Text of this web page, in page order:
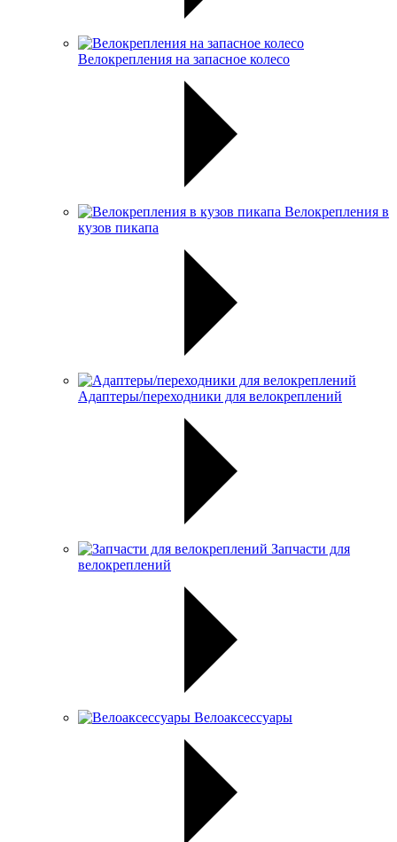
Велокрепления на запасное колесо
Велокрепления в
кузов пикапа
Адаптеры/переходники для велокреплений
Запчасти для
велокреплений
Велоаксессуары